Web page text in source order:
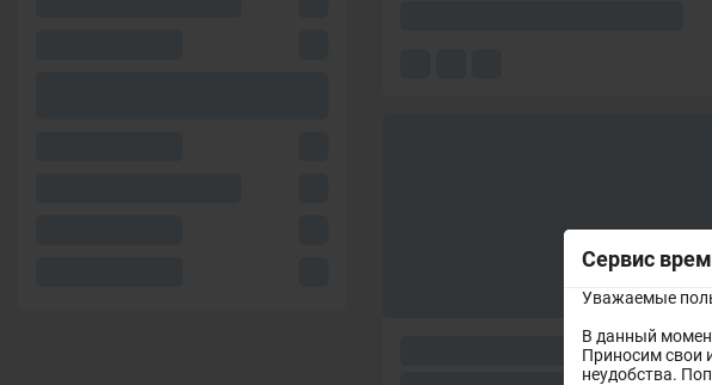
Сервис
Уважаемые
В данный
Приносим свои
неудобства.